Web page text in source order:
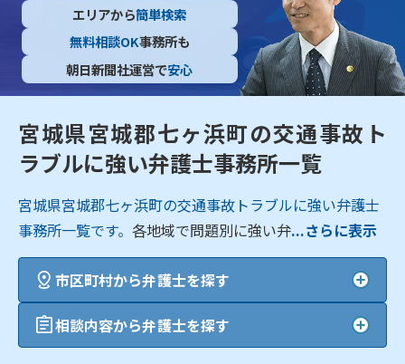
エリアから簡単検索
無料相談OK事務所も
朝日新聞社運営で安心
宮城県宮城郡七ヶ浜町の交通事故ト
ラブルに強い弁護士事務所一覧
宮城県宮城郡七ヶ浜町の交通事故トラブルに強い弁護士
事務所一覧です。各地域で問題別に強い弁...さらに表示
市区町村から弁護士を探す
相談内容から弁護士を探す